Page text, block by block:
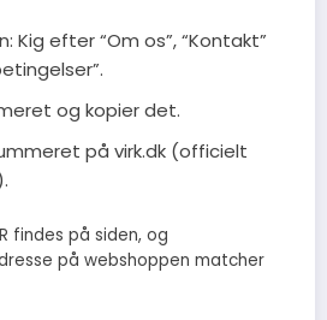
Kig efter “Om os”, “Kontakt”
og kopier det.
på virk.dk (officielt
findes på siden, og
på webshoppen matcher